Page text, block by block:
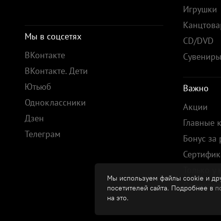
Мы используем файлы cookie и
посетителей сайта. Подробнее в
на это.
Мы в соцсетях
ВКонтакте
ВКонтакте. Дети
Ютьюб
Одноклассники
Дзен
Телеграм
Игрушки
CD/DVD
Сувениры
Важно
Акции
Главные
Бонус